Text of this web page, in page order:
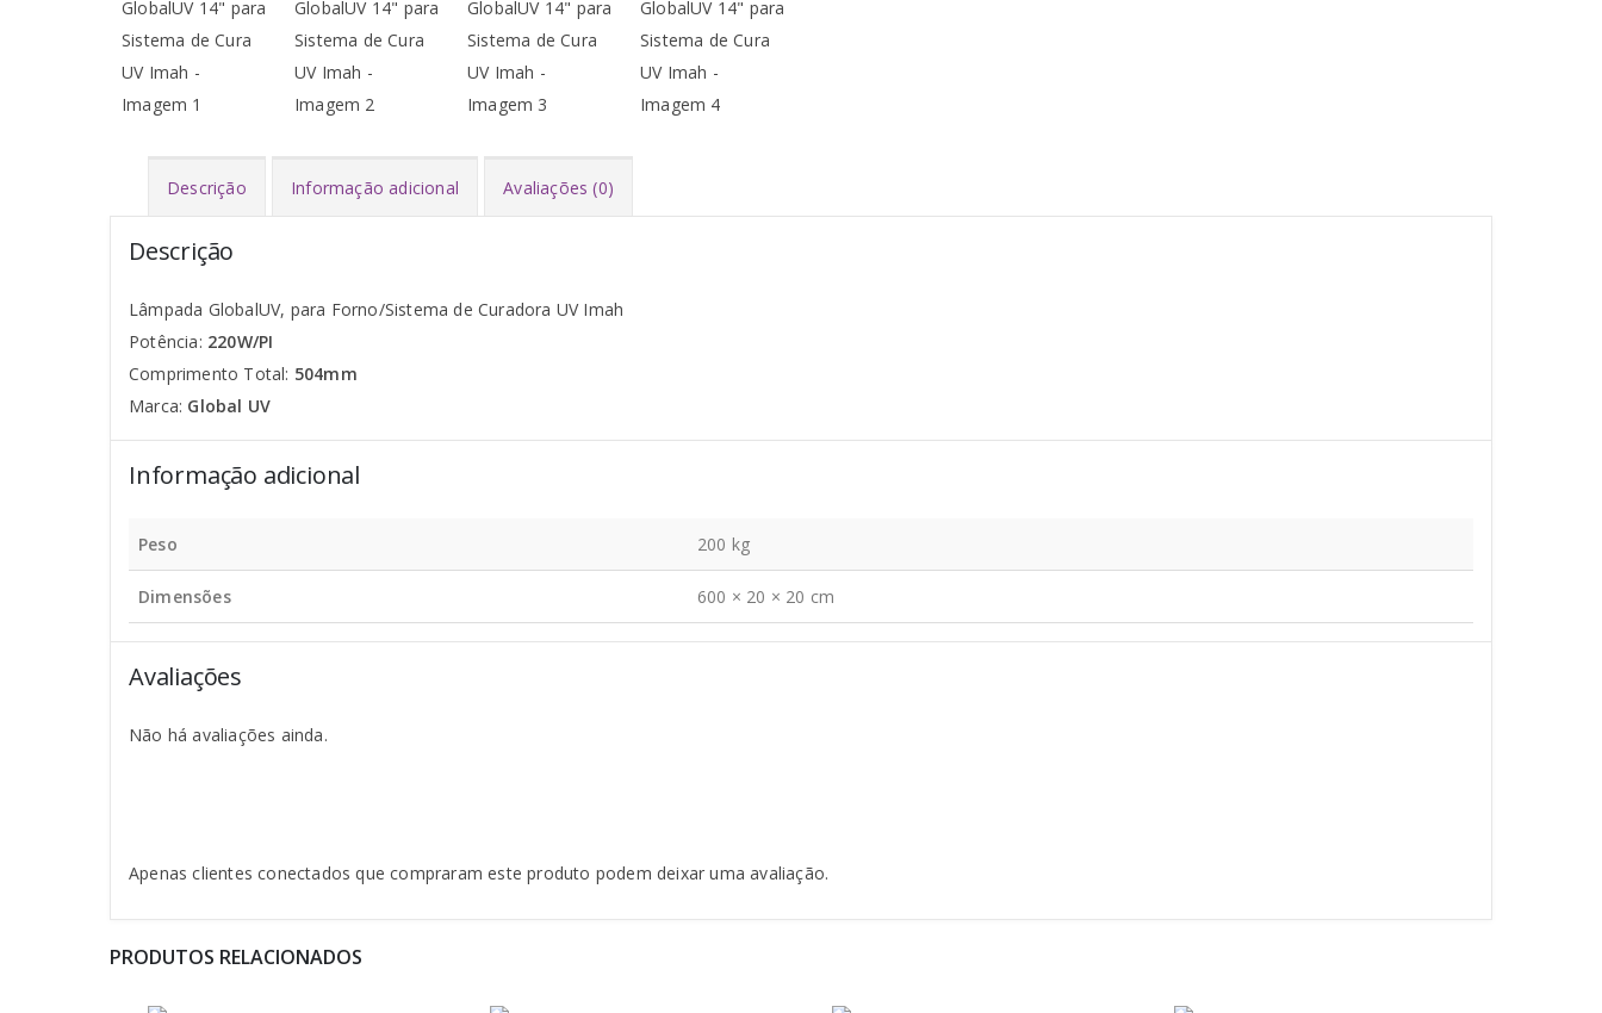
Descrição Informação adicional Avaliações (0)
Descrição
Lâmpada GlobalUV, para Forno/Sistema de Curadora UV Imah
Potência: 220W/PI
Comprimento Total: 504mm
Marca: Global UV
Informação adicional
Peso 200 kg
Dimensões 600 × 20 × 20 cm
Avaliações
Não há avaliações ainda.
Apenas clientes conectados que compraram este produto podem deixar uma avaliação.
PRODUTOS RELACIONADOS